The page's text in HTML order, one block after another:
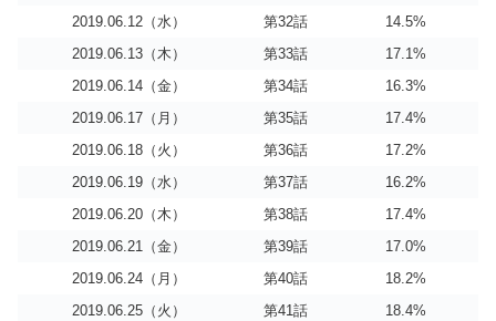
2019.06.12（水） 第32話
14.5%
2019.06.13（木）
第33話
17.1%
2019.06.14（金）
第34話
16.3%
2019.06.17（月）
第35話
17.4%
2019.06.18（火）
第36話
17.2%
2019.06.19（水）
第37話
16.2%
2019.06.20（木）
第38話
17.4%
2019.06.21（金）
第39話
17.0%
2019.06.24（月）
第40話
18.2%
2019.06.25（火）
第41話
18.4%